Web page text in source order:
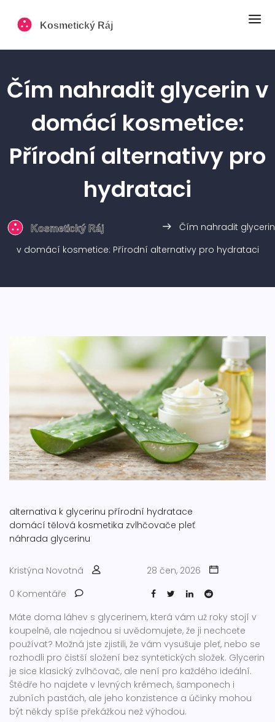
Čím nahradit glycerin v
domácí kosmetice:
Přírodní alternativy pro
hydrataci
Čím nahradit glycerin
v domácí kosmetice: Přírodní alternativy pro hydrataci
alternativa k glycerinu přírodní hydratace
domácí tělová kosmetika zvlhčovače pleť
náhrada glycerinu
Kristýna Novotná
28 čen, 2026
0 Komentáře
Máte doma láhev s glycerinem, která vám už roky stojí v
koupelně, ale najednou si uvědomujete, že ji nechcete
používat? Možná jste zjistili, že vám vysušuje pleť, nebo se
rozhodli pro čistší složení bez syntetických složek. Glycerin
je sice klasický zvlhčovač, ale není pro každého ideální.
Štědře ho najdete v levných krémech, šamponech i
zubních pastách, ale jeho konzistence a účinky mohou
být někdy spíše překážkou než výhodou.